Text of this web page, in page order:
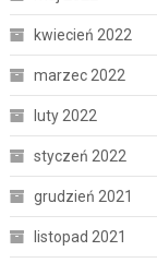
kwiecień 2022
marzec 2022
luty 2022
styczeń 2022
grudzień 2021
listopad 2021